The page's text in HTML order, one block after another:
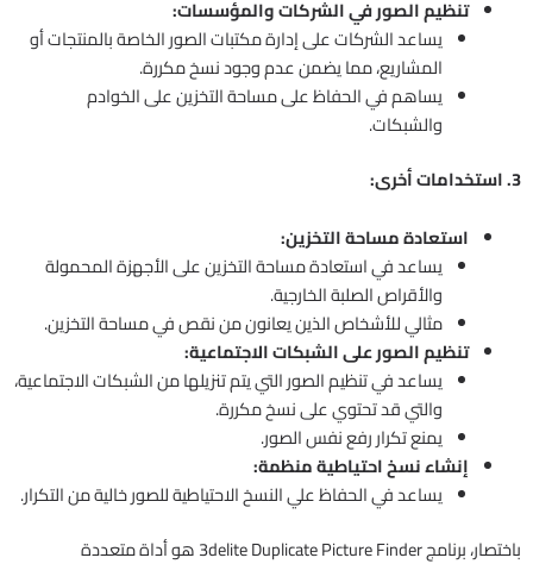
تنظيم الصور في الشركات والمؤسسات:
يساعد الشركات على إدارة مكتبات الصور الخاصة بالمنتجات أو
المشاريع، مما يضمن عدم وجود نسخ مكررة.
يساهم في الحفاظ على مساحة التخزين على الخوادم
والشبكات.
3. استخدامات أخرى:
استعادة مساحة التخزين:
يساعد في استعادة مساحة التخزين على الأجهزة المحمولة
والأقراص الصلبة الخارجية.
مثالي للأشخاص الذين يعانون من نقص في مساحة التخزين.
تنظيم الصور على الشبكات الاجتماعية:
يساعد في تنظيم الصور التي يتم تنزيلها من الشبكات الاجتماعية،
والتي قد تحتوي على نسخ مكررة.
يمنع تكرار رفع نفس الصور.
إنشاء نسخ احتياطية منظمة:
يساعد في الحفاظ علي النسخ الاحتياطية للصور خالية من التكرار.
باختصار، برنامج 3delite Duplicate Picture Finder هو أداة متعددة